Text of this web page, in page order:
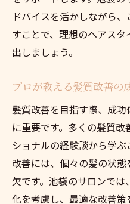
ドバイスを活かしながら
すことで、理想のヘアス
出しましょう。
プロが教える髪質改善の
髪質改善を目指す際、成
に重要です。多くの髪質
ショナルの経験談から学
改善には、個々の髪の状
欠です。池袋のサロンで
化を考慮し、最適な改善